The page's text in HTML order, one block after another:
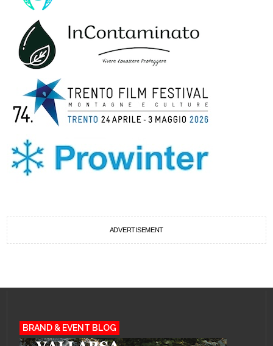
ADVERTISEMENT
BRAND & EVENT BLOG